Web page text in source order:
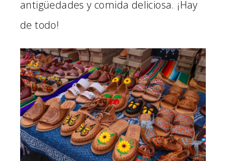
antigüedades y comida deliciosa. ¡Hay
de todo!